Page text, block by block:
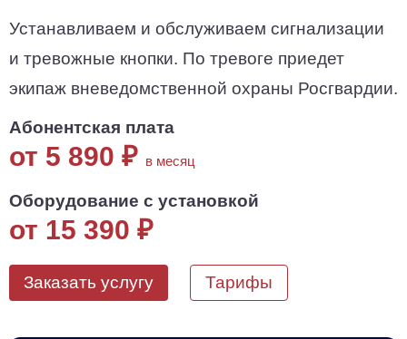
Устанавливаем и обслуживаем сигнализации
и тревожные кнопки. По тревоге приедет
экипаж вневедомственной охраны Росгвардии.
Абонентская плата
от 5 890 ₽ в месяц
Оборудование с установкой
от 15 390 ₽
Заказать услугу Тарифы